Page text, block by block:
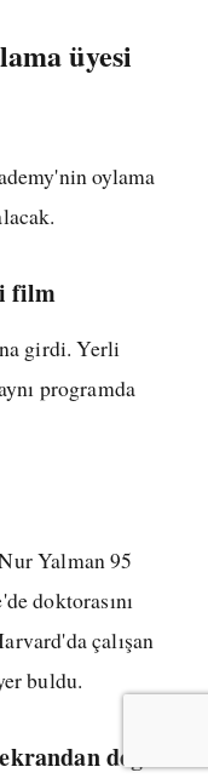
üyesi
oylama
film
girdi. Yerli
programda
Yalman 95
doktorasını
çalışan
buldu.
değil